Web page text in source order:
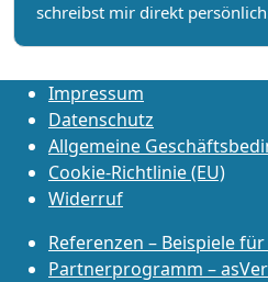
schreibst mir direkt
Impressum
Datenschutz
Allgemeine
Cookie-Richtlinie (EU)
Widerruf
Referenzen – Beispiele
Partnerprogramm –